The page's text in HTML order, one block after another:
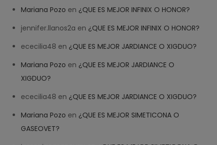
Mariana Pozo en ¿QUE ES MEJOR INFINIX O HONOR?
jennifer.llanos2a en ¿QUE ES MEJOR INFINIX O HONOR?
ececilia48 en ¿QUE ES MEJOR JARDIANCE O XIGDUO?
Mariana Pozo en ¿QUE ES MEJOR JARDIANCE O
XIGDUO?
ececilia48 en ¿QUE ES MEJOR JARDIANCE O XIGDUO?
Mariana Pozo en ¿QUE ES MEJOR SIMETICONA O
GASEOVET?